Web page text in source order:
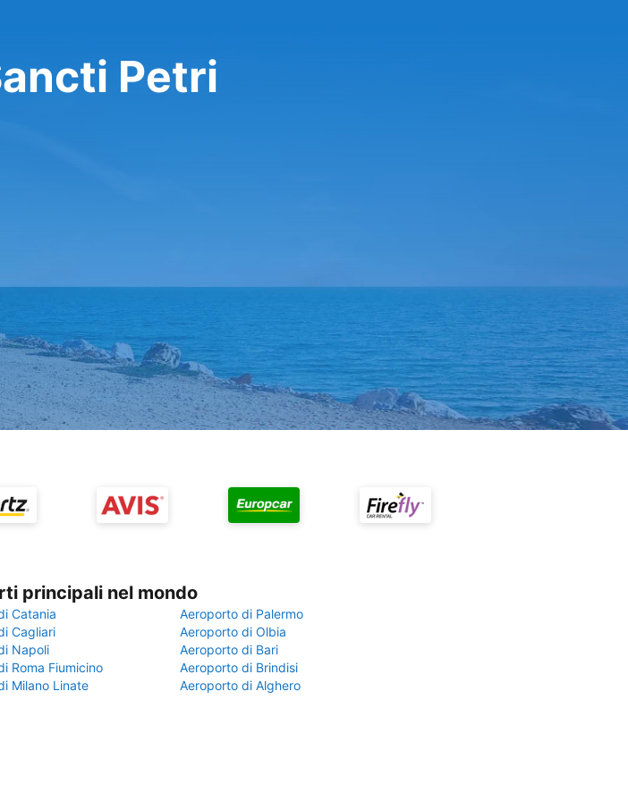
Petri
principali nel mondo
Catania
Aeroporto di Palermo
Cagliari
Aeroporto di Olbia
Napoli
Aeroporto di Bari
Roma Fiumicino
Aeroporto di Brindisi
Milano Linate
Aeroporto di Alghero